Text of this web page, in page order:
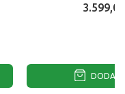
3.599,00
DODAJ